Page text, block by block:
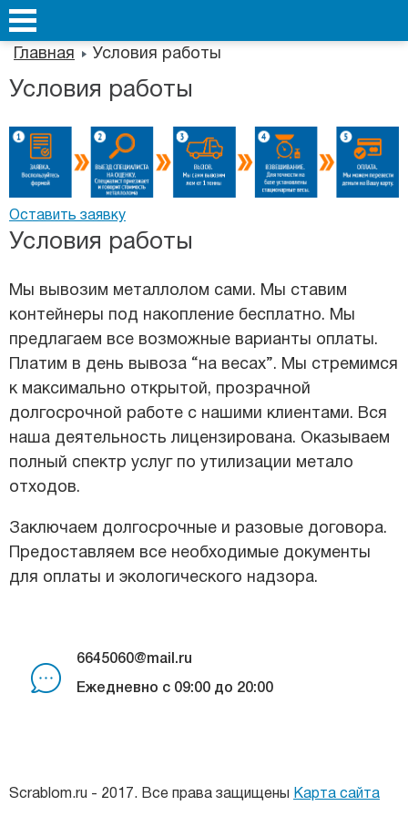
Главная Условия работы
Условия работы
Оставить заявку
Условия работы
Мы вывозим металлолом сами. Мы ставим
контейнеры под накопление бесплатно. Мы
предлагаем все возможные варианты оплаты.
Платим в день вывоза “на весах”. Мы стремимся
к максимально открытой, прозрачной
долгосрочной работе с нашими клиентами. Вся
наша деятельность лицензирована. Оказываем
полный спектр услуг по утилизации метало
отходов.
Заключаем долгосрочные и разовые договора.
Предоставляем все необходимые документы
для оплаты и экологического надзора.
6645060@mail.ru
Ежедневно с 09:00 до 20:00
Scrablom.ru - 2017. Все права защищены Карта сайта